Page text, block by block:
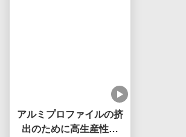
アルミプロファイルの挤
出のために高生産性の